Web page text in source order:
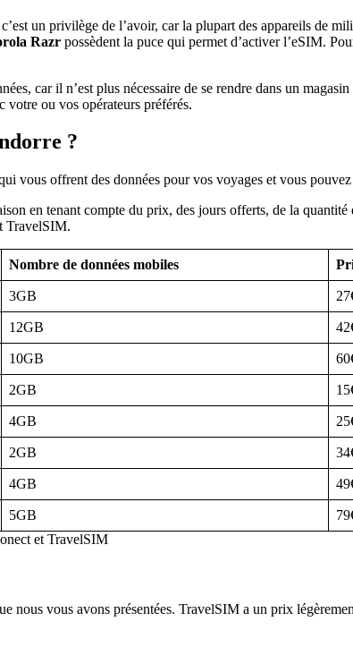
un privilège de l’avoir, car la plupart des appareils de
Razr possèdent la puce qui permet d’activer l’eSIM.
car il n’est plus nécessaire de se rendre dans un
votre ou vos opérateurs préférés.
?
vous offrent des données pour vos voyages et vous
en tenant compte du prix, des jours offerts, de la quantité
TravelSIM.
Nombre de données mobiles
3GB
12GB
10GB
2GB
4GB
2GB
4GB
5GB
et TravelSIM
nous vous avons présentées. TravelSIM a un prix